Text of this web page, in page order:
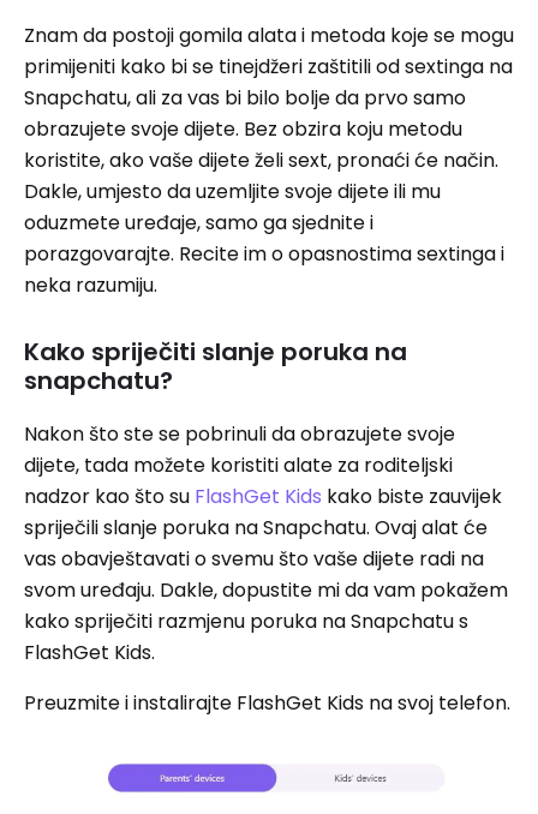
Znam da postoji gomila alata i metoda koje se mogu
primijeniti kako bi se tinejdžeri zaštitili od sextinga na
Snapchatu, ali za vas bi bilo bolje da prvo samo
obrazujete svoje dijete. Bez obzira koju metodu
koristite, ako vaše dijete želi sext, pronaći će način.
Dakle, umjesto da uzemljite svoje dijete ili mu
oduzmete uređaje, samo ga sjednite i
porazgovarajte. Recite im o opasnostima sextinga i
neka razumiju.
Kako spriječiti slanje poruka na
snapchatu?
Nakon što ste se pobrinuli da obrazujete svoje
dijete, tada možete koristiti alate za roditeljski
nadzor kao što su FlashGet Kids kako biste zauvijek
spriječili slanje poruka na Snapchatu. Ovaj alat će
vas obavještavati o svemu što vaše dijete radi na
svom uređaju. Dakle, dopustite mi da vam pokažem
kako spriječiti razmjenu poruka na Snapchatu s
FlashGet Kids.
Preuzmite i instalirajte FlashGet Kids na svoj telefon.